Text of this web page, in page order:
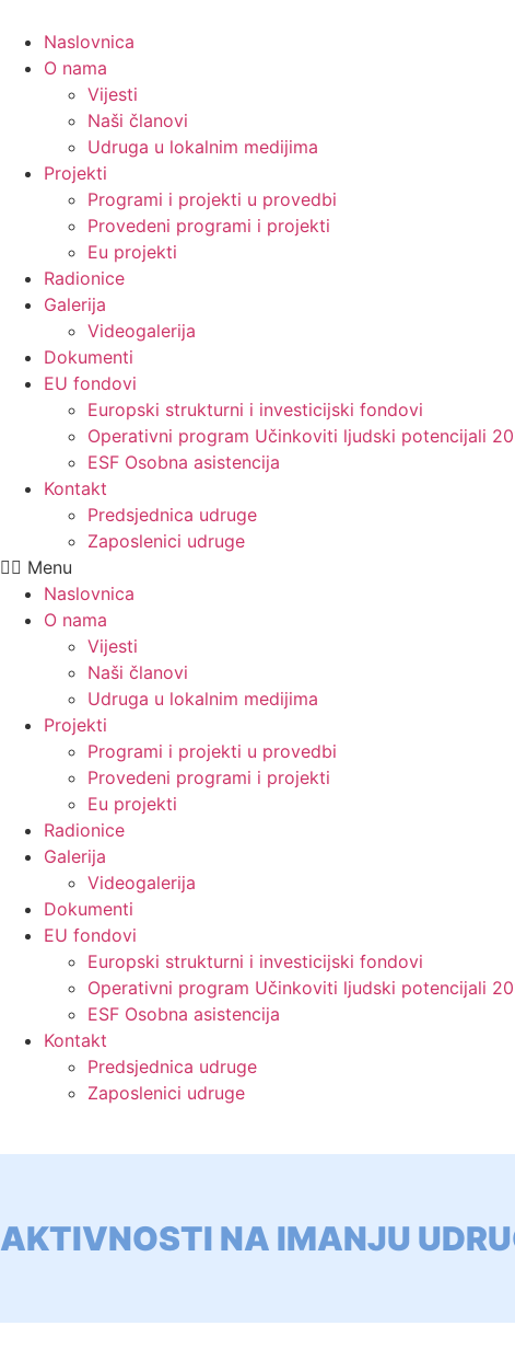
content
Naslovnica
O nama
Vijesti
Naši članovi
Udruga u lokalnim medijima
Projekti
Programi i projekti u provedbi
Provedeni programi i projekti
Eu projekti
Radionice
Galerija
Videogalerija
Dokumenti
EU fondovi
Europski strukturni i investicijski fondovi
Operativni program Učinkoviti ljudski potencijali
ESF Osobna asistencija
Kontakt
Predsjednica udruge
Zaposlenici udruge
Menu
Naslovnica
O nama
Vijesti
Naši članovi
Udruga u lokalnim medijima
Projekti
Programi i projekti u provedbi
Provedeni programi i projekti
Eu projekti
Radionice
Galerija
Videogalerija
Dokumenti
EU fondovi
Europski strukturni i investicijski fondovi
Operativni program Učinkoviti ljudski potencijali
ESF Osobna asistencija
Kontakt
Predsjednica udruge
Zaposlenici udruge
AKTIVNOSTI NA IMANJU